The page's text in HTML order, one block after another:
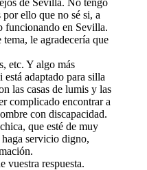
ello que no sé si, a
funcionando en Sevilla.
tema, le agradecería que
etc. Y algo más
está adaptado para silla
las casas de lumis y las
complicado encontrar a
con discapacidad.
que esté de muy
servicio digno,
vuestra respuesta.